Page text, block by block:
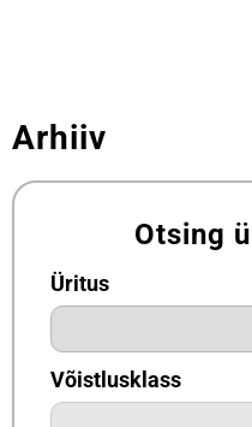
Arhiiv
Otsing
Üritus
Võistlusklass